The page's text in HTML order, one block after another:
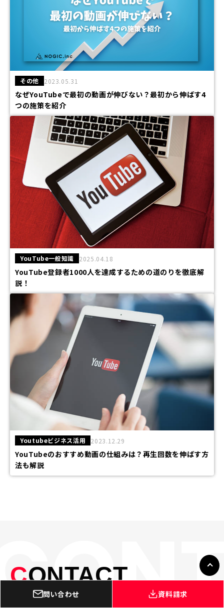
その他 2023.05.31
なぜYouTubeで最初の動画が伸びない？最初から伸ばす4
つの施策を紹介
YouTube一般知識 2025.04.18
YouTube登録者1000人を達成するための道のりを徹底解
説！
Youtubeビジネス活用 2023.12.29
YouTubeのおすすめ動画の仕組みは？再生回数を伸ばす方
法も解説
CONTACT
お問い合わせ問い合わせ 資料請求